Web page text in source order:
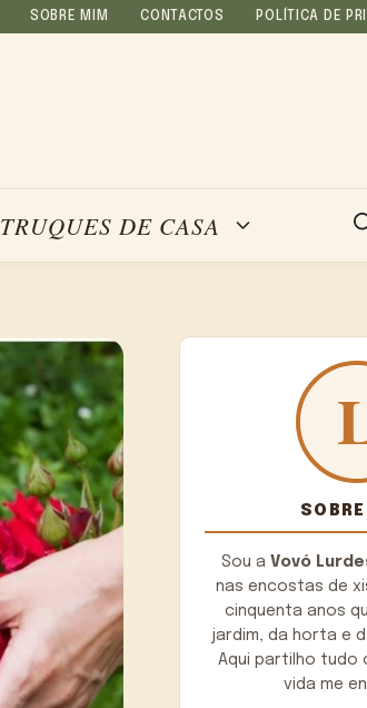
SOBRE MIM CONTACTOS POLÍTICA DE
TRUQUES DE CASA
Sou a Vovó
nas encostas de
cinquenta anos
jardim, da horta e
Aqui partilho tudo
vida me